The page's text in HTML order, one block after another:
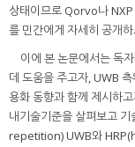
상태이므로 Qorvo나 NXP
를 민간에게 자세히 공개
이에 본 논문에서는 독
데 도움을 주고자, UWB
용화 동향과 함께 제시하
내기술기준을 살펴보고
repetition) UWB와